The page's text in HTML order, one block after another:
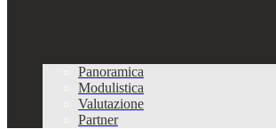
Panoramica
Modulistica
Valutazione
Partner